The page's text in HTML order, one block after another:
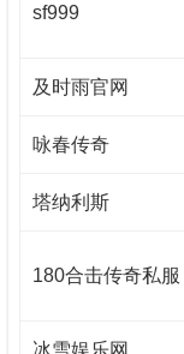
sf999
及时雨官网
咏春传奇
塔纳利斯
180合击传奇私服
冰雪娱乐网